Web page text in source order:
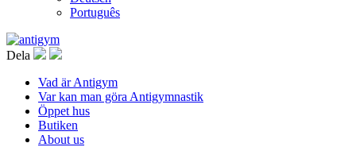
Português
Dela
Vad är Antigym
Var kan man göra Antigymnastik
Öppet hus
Butiken
About us